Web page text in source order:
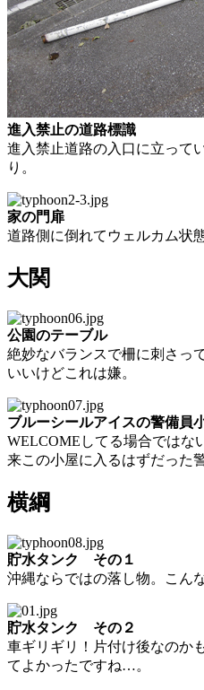
進入禁止の道路標識
進入禁止道路の入口に立って
り。
家の門扉
道路側に倒れてウェルカム状態
大関
公園のテーブル
絶妙なバランスで柵に刺さっ
いいけどこれは嫌。
ブルーシールアイスの警備員
WELCOMEしてる場合ではな
来この小屋に入るはずだった
横綱
貯水タンク
その１
沖縄ならではの落し物。こん
貯水タンク
その２
車ギリギリ！片付け後なのか
てよかったですね…。